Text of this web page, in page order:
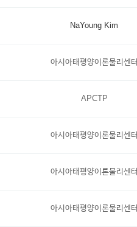
NaYoung Kim
아시아태평양이론물리센터
APCTP
아시아태평양이론물리센터
아시아태평양이론물리센터
아시아태평양이론물리센터